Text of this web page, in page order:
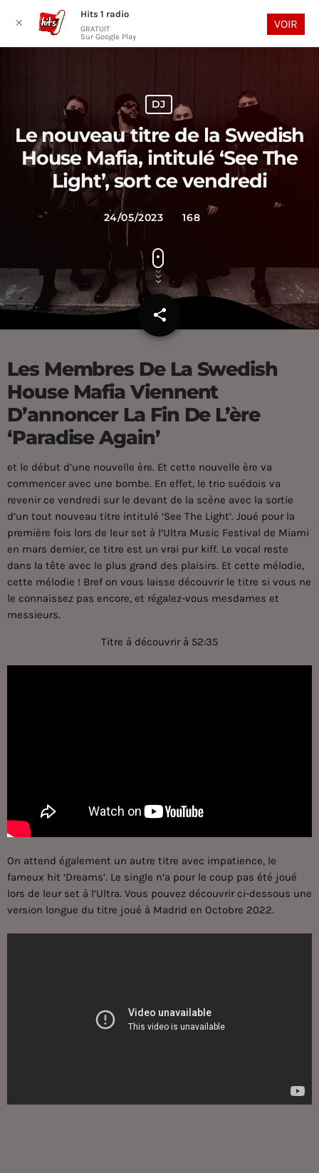
play_arrow
DJ
Le nouveau titre de la Swedish
House Mafia, intitulé ‘See The
Light’, sort ce vendredi
24/05/2023 168
share
email
Les Membres De La Swedish
House Mafia Viennent
D’annoncer La Fin De L’ère
‘Paradise Again’
et le début d’une nouvelle ère. Et cette nouvelle ère va
commencer avec une bombe. En effet, le trio suédois va
revenir ce vendredi sur le devant de la scène avec la sortie
d’un tout nouveau titre intitulé ‘See The Light’. Joué pour la
première fois lors de leur set à l’Ultra Music Festival de Miami
en mars dernier, ce titre est un vrai pur kiff. Le vocal reste
dans la tête avec le plus grand des plaisirs. Et cette mélodie,
cette mélodie ! Bref on vous laisse découvrir le titre si vous ne
le connaissez pas encore, et régalez-vous mesdames et
messieurs.
Titre à découvrir à 52:35
On attend également un autre titre avec impatience, le
fameux hit ‘Dreams’. Le single n’a pour le coup pas été joué
lors de leur set à l’Ultra. Vous pouvez découvrir ci-dessous une
version longue du titre joué à Madrid en Octobre 2022.
✕
Hits 1 radio
GRATUIT
Sur Google Play
VOIR